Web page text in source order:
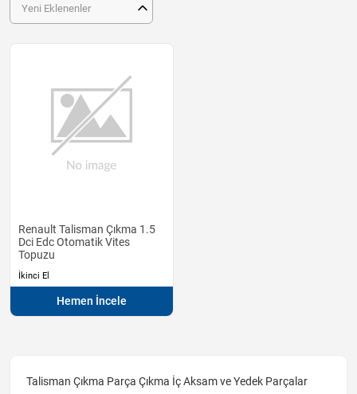
Yeni Eklenenler
Renault Talisman Çıkma 1.5
Dci Edc Otomatik Vites
Topuzu
İkinci El
Hemen İncele
Talisman Çıkma Parça Çıkma İç Aksam ve Yedek Parçalar